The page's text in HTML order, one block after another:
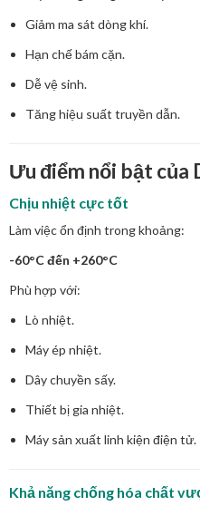
Giảm ma sát dòng khí.
Hạn chế bám cặn.
Dễ vệ sinh.
Tăng hiệu suất truyền dẫn.
Ưu điểm nổi bật của
Chịu nhiệt cực tốt
Làm việc ổn định trong khoảng:
-60°C đến +260°C
Phù hợp với:
Lò nhiệt.
Máy ép nhiệt.
Dây chuyền sấy.
Thiết bị gia nhiệt.
Máy sản xuất linh kiện điện tử.
Khả năng chống hóa chất